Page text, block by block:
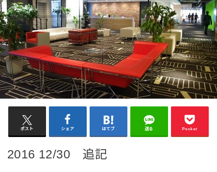
ポスト シェア はてブ 送る Pocket
2016 12/30 追記